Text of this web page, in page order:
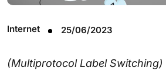
Internet 25/06/2023
(Multiprotocol Label Switching)